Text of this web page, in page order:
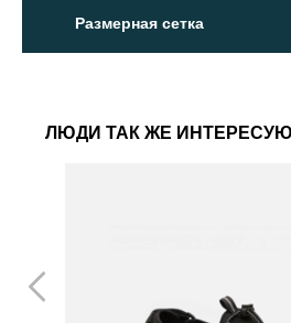
Размерная сетка
ЛЮДИ ТАК ЖЕ